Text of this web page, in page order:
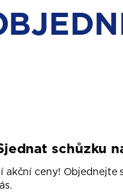
schůzku
akční ceny! Objednejte